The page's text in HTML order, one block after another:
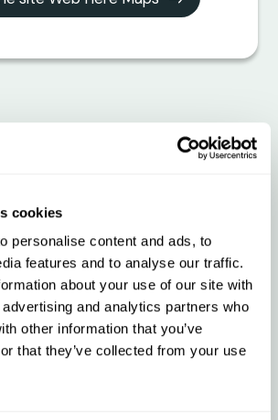
cookies
personalise content and ads, to
features and to analyse our traffic.
about your use of our site with
and analytics partners who
other information that you’ve
that they’ve collected from your use
des itinéraires
estimée
grâce à
+ Qargo
vous apporte